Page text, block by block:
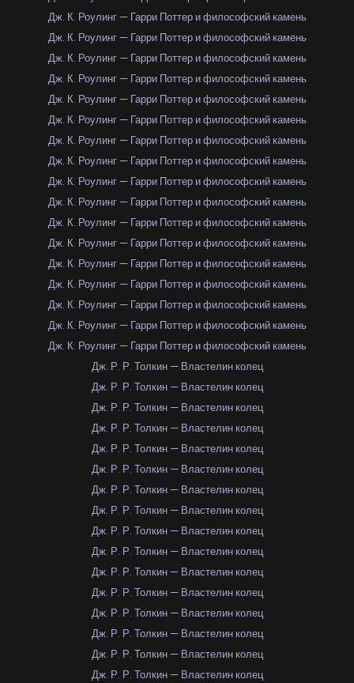
Дж. К. Роулинг — Гарри Поттер и философский камень
Дж. К. Роулинг — Гарри Поттер и философский камень
Дж. К. Роулинг — Гарри Поттер и философский камень
Дж. К. Роулинг — Гарри Поттер и философский камень
Дж. К. Роулинг — Гарри Поттер и философский камень
Дж. К. Роулинг — Гарри Поттер и философский камень
Дж. К. Роулинг — Гарри Поттер и философский камень
Дж. К. Роулинг — Гарри Поттер и философский камень
Дж. К. Роулинг — Гарри Поттер и философский камень
Дж. К. Роулинг — Гарри Поттер и философский камень
Дж. К. Роулинг — Гарри Поттер и философский камень
Дж. К. Роулинг — Гарри Поттер и философский камень
Дж. К. Роулинг — Гарри Поттер и философский камень
Дж. К. Роулинг — Гарри Поттер и философский камень
Дж. К. Роулинг — Гарри Поттер и философский камень
Дж. К. Роулинг — Гарри Поттер и философский камень
Дж. К. Роулинг — Гарри Поттер и философский камень
Дж. Р. Р. Толкин — Властелин колец
Дж. Р. Р. Толкин — Властелин колец
Дж. Р. Р. Толкин — Властелин колец
Дж. Р. Р. Толкин — Властелин колец
Дж. Р. Р. Толкин — Властелин колец
Дж. Р. Р. Толкин — Властелин колец
Дж. Р. Р. Толкин — Властелин колец
Дж. Р. Р. Толкин — Властелин колец
Дж. Р. Р. Толкин — Властелин колец
Дж. Р. Р. Толкин — Властелин колец
Дж. Р. Р. Толкин — Властелин колец
Дж. Р. Р. Толкин — Властелин колец
Дж. Р. Р. Толкин — Властелин колец
Дж. Р. Р. Толкин — Властелин колец
Дж. Р. Р. Толкин — Властелин колец
Дж. Р. Р. Толкин — Властелин колец